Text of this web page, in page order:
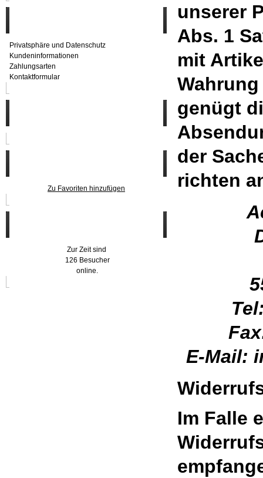
Privatsphäre und Datenschutz
Kundeninformationen
Zahlungsarten
Kontaktformular
Zu Favoriten hinzufügen
Zur Zeit sind
126 Besucher
online.
unserer
Abs. 1
mit
genügt
der
richten
E-Mail:
Im Falle